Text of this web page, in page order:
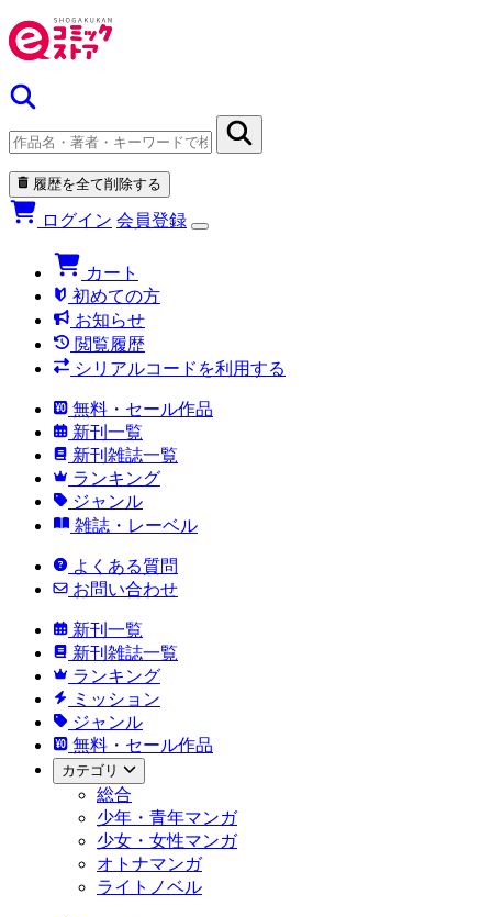
履歴を全て削除する
ログイン 会員登録
カート
初めての方
お知らせ
閲覧履歴
シリアルコードを利用する
無料・セール作品
新刊一覧
新刊雑誌一覧
ランキング
ジャンル
雑誌・レーベル
よくある質問
お問い合わせ
新刊一覧
新刊雑誌一覧
ランキング
ミッション
ジャンル
無料・セール作品
カテゴリ
総合
少年・青年マンガ
少女・女性マンガ
オトナマンガ
ライトノベル